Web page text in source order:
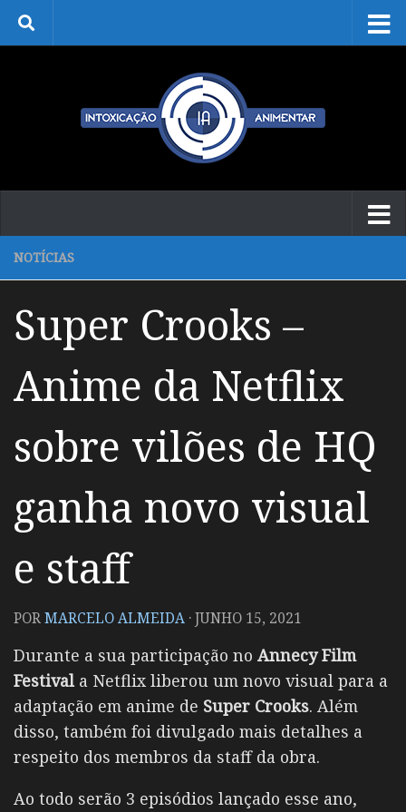
Skip to content
NOTÍCIAS
Super Crooks –
Anime da Netflix
sobre vilões de HQ
ganha novo visual
e staff
PORMARCELO ALMEIDA ·JUNHO 15, 2021
Durante a sua participação no Annecy Film
Festivala Netflix liberou um novo visual para a
adaptação em anime de Super Crooks. Além
disso, também foi divulgado mais detalhes a
respeito dos membros da staff da obra.
Ao todo serão 3 episódios lançado esse ano,